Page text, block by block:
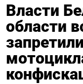
Власти
области